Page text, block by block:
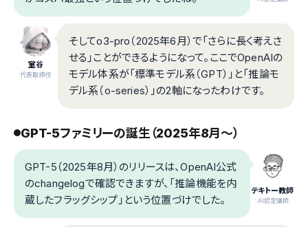
室谷
代表取締役
そしてo3-pro（2025年6月）で「さらに長く考えさ
せる」ことができるようになって。ここでOpenAIの
モデル体系が「標準モデル系（GPT）」と「推論モ
デル系（o-series）」の2軸になったわけです。
GPT-5ファミリーの誕生（2025年8月〜）
テキトー教師
.AI認定講師
GPT-5（2025年8月）のリリースは、OpenAI公式
のchangelogで確認できますが、「推論機能を内
蔵したフラッグシップ」という位置づけでした。